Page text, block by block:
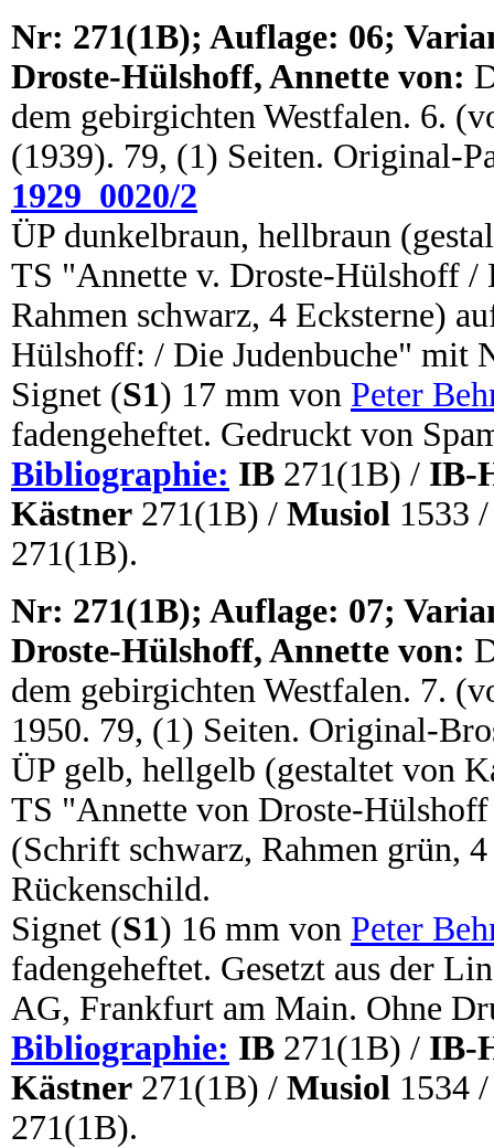
Nr: 271(1B); Auflage: 06;
Droste-Hülshoff, Annette von:
dem gebirgichten Westfalen. 6.
(1939). 79, (1) Seiten. Original-
1929_0020/2
ÜP dunkelbraun, hellbraun
TS "Annette v. Droste-Hülshoff /
Rahmen schwarz, 4 Ecksterne)
Hülshoff: / Die Judenbuche" mit
Signet (S1) 17 mm von Peter
fadengeheftet. Gedruckt von
Bibliographie: IB 271(1B) / IB-
Kästner 271(1B) / Musiol 1533
271(1B).
Nr: 271(1B); Auflage: 07;
Droste-Hülshoff, Annette von:
dem gebirgichten Westfalen. 7.
1950. 79, (1) Seiten. Original-
ÜP gelb, hellgelb (gestaltet von
TS "Annette von Droste-
(Schrift schwarz, Rahmen grün,
Rückenschild.
Signet (S1) 16 mm von Peter
fadengeheftet. Gesetzt aus der
AG, Frankfurt am Main. Ohne
Bibliographie: IB 271(1B) / IB-
Kästner 271(1B) / Musiol 1534
271(1B).